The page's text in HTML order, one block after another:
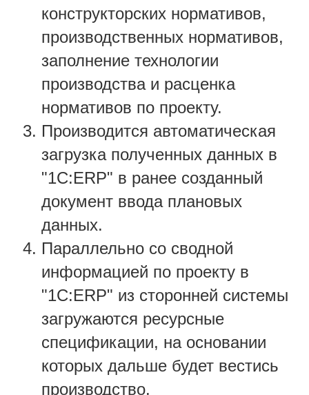
конструкторских нормативов,
производственных нормативов,
заполнение технологии
производства и расценка
нормативов по проекту.
Производится автоматическая
загрузка полученных данных в
"1С:ERP" в ранее созданный
документ ввода плановых
данных.
Параллельно со сводной
информацией по проекту в
"1С:ERP" из сторонней системы
загружаются ресурсные
спецификации, на основании
которых дальше будет вестись
производство.